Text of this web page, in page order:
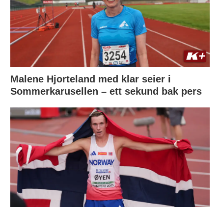
Malene Hjorteland med klar seier i
Sommerkarusellen – ett sekund bak pers